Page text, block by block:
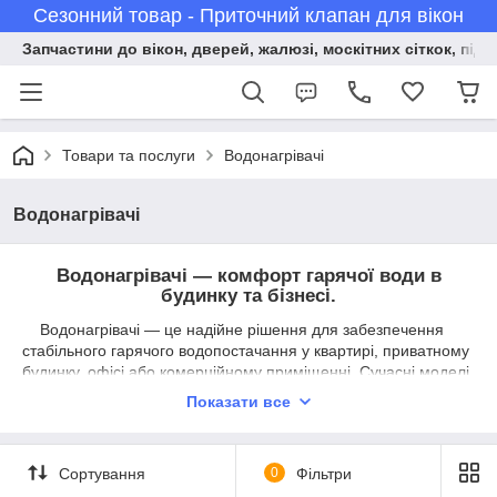
Сезонний товар - Приточний клапан для вікон
Запчастини до вікон, дверей, жалюзі, москітних сіткок,
Товари та послуги Водонагрівачі
Водонагрівачі
Водонагрівачі — комфорт гарячої води в
будинку та бізнесі.
Водонагрівачі — це надійне рішення для забезпечення
стабільного гарячого водопостачання у квартирі, приватному
будинку, офісі або комерційному приміщенні. Сучасні моделі
дають змогу забути про перебой із гарячою водою,
У нашому асортименті представлені електричні
накопичувальні бойлери, проточні водонагрівачі, а також
моделі різного обсягу та потужності. Ви можете вибрати
Показати все
Сортування 0 Фільтри